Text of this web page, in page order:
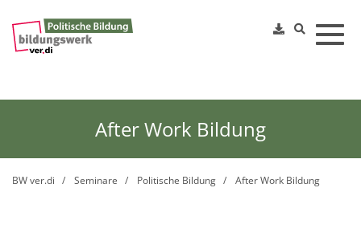
After Work Bildung
BW ver.di Seminare Politische Bildung After Work Bildung